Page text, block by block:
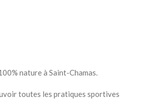
nature à Saint-Chamas.
toutes les pratiques sportives